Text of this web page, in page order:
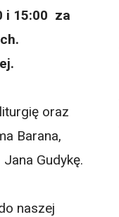
i 15:00 za
oraz
Barana,
Jana Gudykę.
naszej